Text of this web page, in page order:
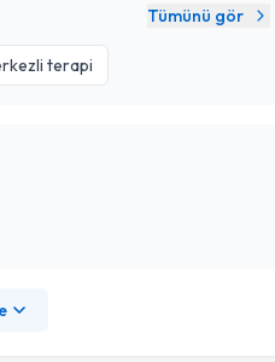
Tümünü gör
terapi